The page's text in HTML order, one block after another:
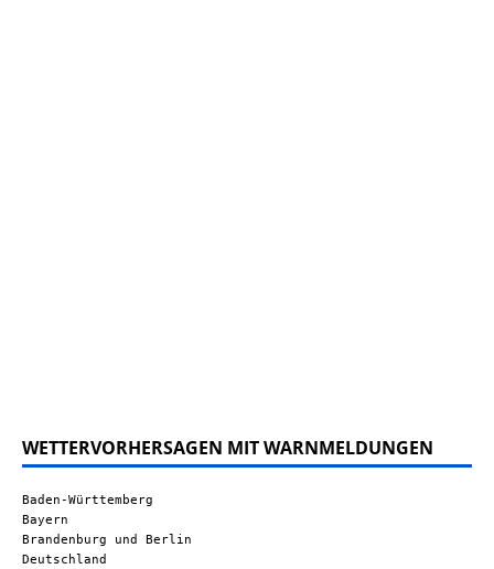
WETTERVORHERSAGEN MIT WARNMELDUNGEN
Baden-Württemberg
Bayern
Brandenburg und Berlin
Deutschland